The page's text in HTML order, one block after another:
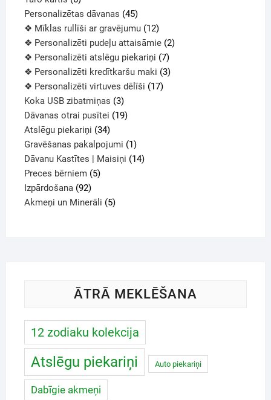
Personalizētas dāvanas 45
❖ Mīklas rullīši ar gravējumu 12
❖ Personalizēti pudeļu attaisāmie 2
❖ Personalizēti atslēgu piekariņi 7
❖ Personalizēti kredītkaršu maki 3
❖ Personalizēti virtuves dēlīši 17
Koka USB zibatmiņas 3
Dāvanas otrai pusītei 19
Atslēgu piekariņi 34
Gravēšanas pakalpojumi 1
Dāvanu Kastītes | Maisiņi 14
Preces bērniem 5
Izpārdošana 92
Akmeņi un Minerāli 5
ĀTRĀ MEKLĒŠANA
12 zodiaku kolekcija
Atslēgu piekariņi Auto piekariņi
Dabīgie akmeņi